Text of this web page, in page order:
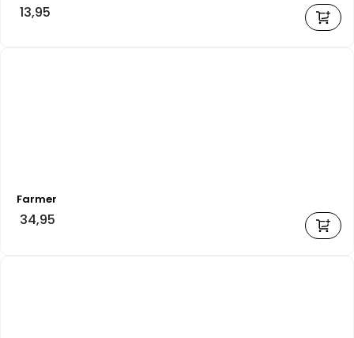
13,95
Farmer
34,95